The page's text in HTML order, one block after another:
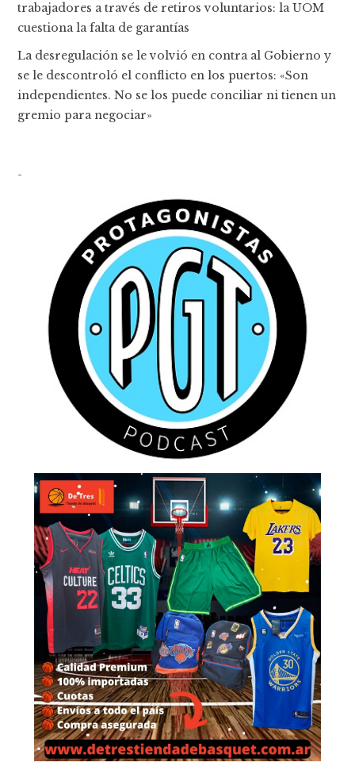
trabajadores a través de retiros voluntarios: la UOM
cuestiona la falta de garantías
La desregulación se le volvió en contra al Gobierno y
se le descontroló el conflicto en los puertos: «Son
independientes. No se los puede conciliar ni tienen un
gremio para negociar»
-